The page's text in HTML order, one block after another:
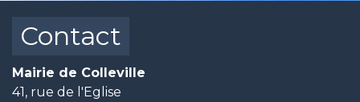
Contact
Mairie de Colleville
41, rue de l'Eglise